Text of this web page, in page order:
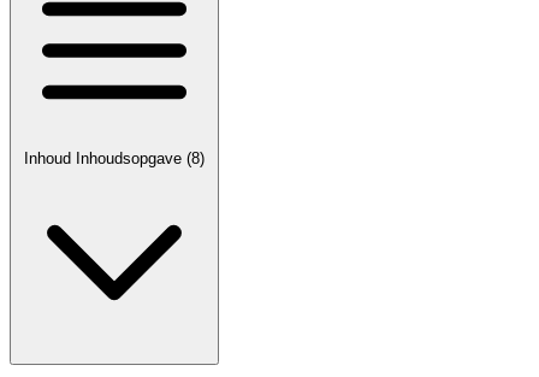
Inhoud Inhoudsopgave (8)